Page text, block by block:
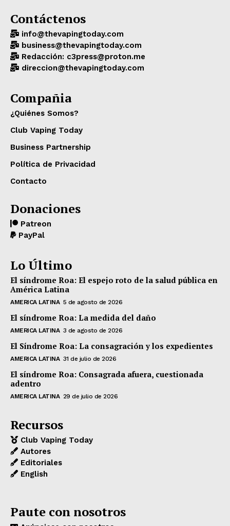
Contáctenos
info@thevapingtoday.com
business@thevapingtoday.com
Redacción: c3press@proton.me
direccion@thevapingtoday.com
Compañia
¿Quiénes Somos?
Club Vaping Today
Business Partnership
Política de Privacidad
Contacto
Donaciones
Patreon
PayPal
Lo Último
El síndrome Roa: El espejo roto de la salud pública en
América Latina
AMERICA LATINA 5 de agosto de 2026
El síndrome Roa: La medida del daño
AMERICA LATINA 3 de agosto de 2026
El Síndrome Roa: La consagración y los expedientes
AMERICA LATINA 31 de julio de 2026
El síndrome Roa: Consagrada afuera, cuestionada
adentro
AMERICA LATINA 29 de julio de 2026
Recursos
Club Vaping Today
Autores
Editoriales
English
Paute con nosotros